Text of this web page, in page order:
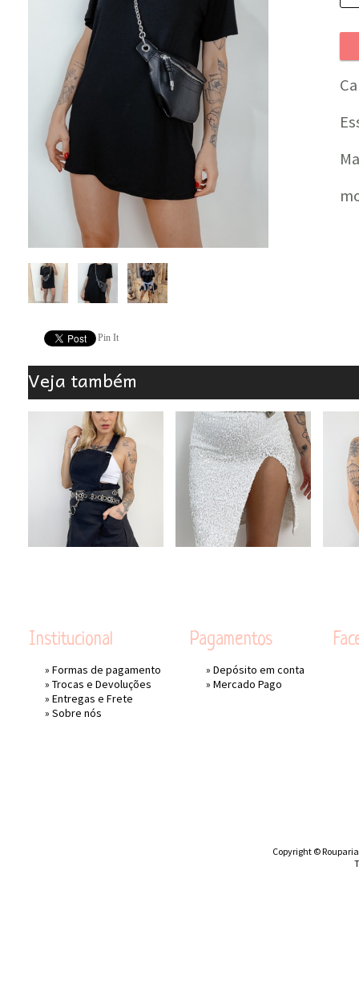
Pin It
Veja também
Institucional
» Formas de pagamento
» Trocas e Devoluções
» Entregas e Frete
» Sobre nós
Pagamentos
» Depósito em conta
» Mercado Pago
Copyright ©